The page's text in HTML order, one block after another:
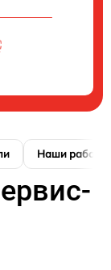
Наши работы